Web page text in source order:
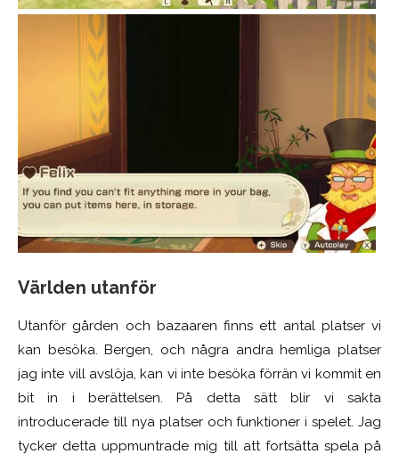
Världen utanför
Utanför gården och bazaaren finns ett antal platser vi
kan besöka. Bergen, och några andra hemliga platser
jag inte vill avslöja, kan vi inte besöka förrän vi kommit en
bit in i berättelsen. På detta sätt blir vi sakta
introducerade till nya platser och funktioner i spelet. Jag
tycker detta uppmuntrade mig till att fortsätta spela på